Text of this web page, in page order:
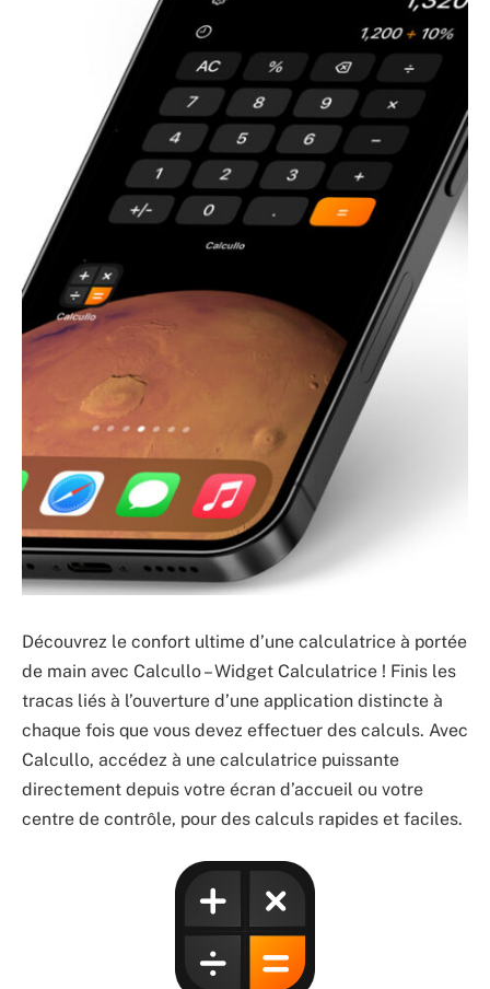
Découvrez le confort ultime d’une calculatrice à portée
de main avec Calcullo – Widget Calculatrice ! Finis les
tracas liés à l’ouverture d’une application distincte à
chaque fois que vous devez effectuer des calculs. Avec
Calcullo, accédez à une calculatrice puissante
directement depuis votre écran d’accueil ou votre
centre de contrôle, pour des calculs rapides et faciles.